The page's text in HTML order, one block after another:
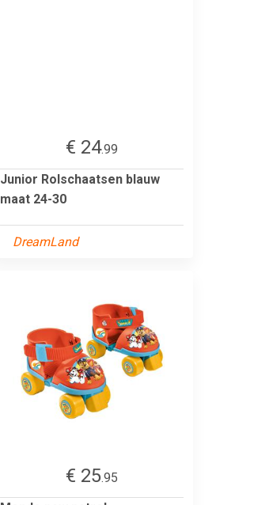
€ 24.99
Junior Rolschaatsen blauw
maat 24-30
DreamLand
€ 25.95